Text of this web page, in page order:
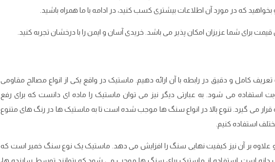
و بخواهید که در مورد آن اطلاعات بیشتری کسب کنید، در ادامه با ما همراه باشید.
برای شما عزیزان امکان پذیر می باشد. خریدی آسان و ایمن را با درخشان تجربه کنید.
کامل و دقیق در رابطه با آن ارائه دهیم. ماستیک در واقع یکی از انواع مصالح مقاومی
استفاده می ‌شود. به عبارتی دیگر نیز می ‌توان ماستیک را ماده ‌ای دانست که برای رفع
می ‌گیرد. تنوع بالا در انواع سنگ ‌ها موجب شده است تا به ماستیک ‌ها در رنگ ‌های متنوع
استفاده کنیم.
و علاوه بر آن نیز کیفیت نهایی سنگ را افزایش می‌ دهد. ماستیک یک نوع سنگ خمیر است که